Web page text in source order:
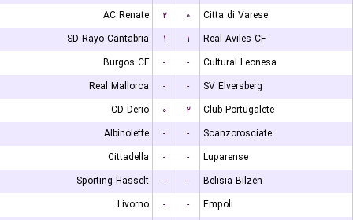
AC Renate
۲ ۰
Citta di Varese
SD Rayo Cantabria
۱ ۱
Real Aviles CF
Burgos CF
- -
Cultural Leonesa
Real Mallorca
- -
SV Elversberg
CD Derio
۰ ۲
Club Portugalete
Albinoleffe
- -
Scanzorosciate
Cittadella
- -
Luparense
Sporting Hasselt
- -
Belisia Bilzen
Livorno
- -
Empoli